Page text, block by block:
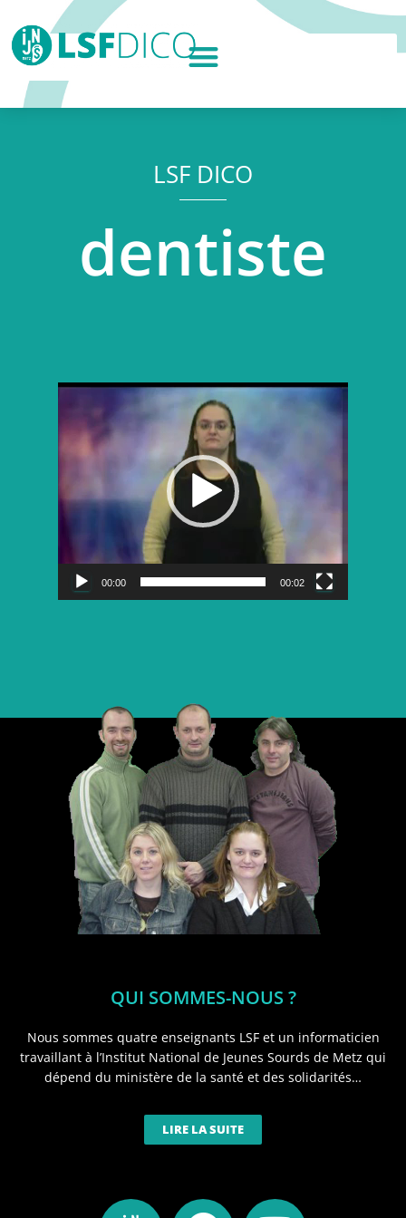
LSF DICO
dentiste
Lecteur
vidéo
00:00 00:02
QUI SOMMES-NOUS ?
Nous sommes quatre enseignants LSF et un informaticien
travaillant à l’Institut National de Jeunes Sourds de Metz qui
dépend du ministère de la santé et des solidarités…
LIRE LA SUITE